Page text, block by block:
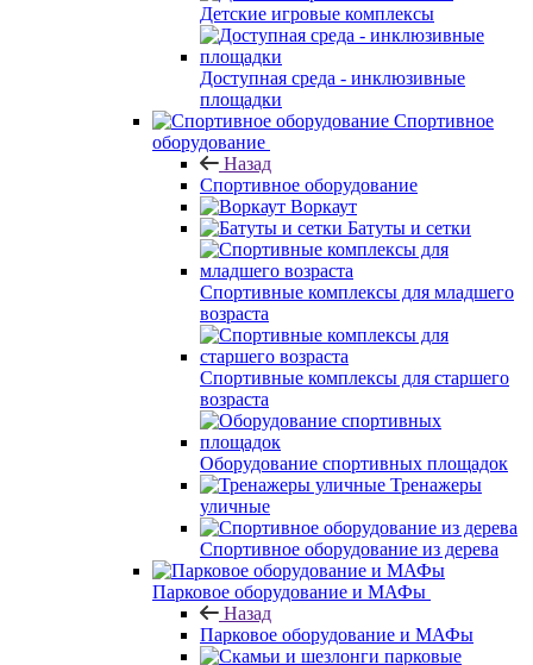
Детские игровые комплексы
Доступная среда - инклюзивные
площадки
Спортивное
оборудование
Назад
Спортивное оборудование
Воркаут
Батуты и сетки
Спортивные комплексы для младшего
возраста
Спортивные комплексы для старшего
возраста
Оборудование спортивных площадок
Тренажеры
уличные
Спортивное оборудование из дерева
Парковое оборудование и МАФы
Назад
Парковое оборудование и МАФы